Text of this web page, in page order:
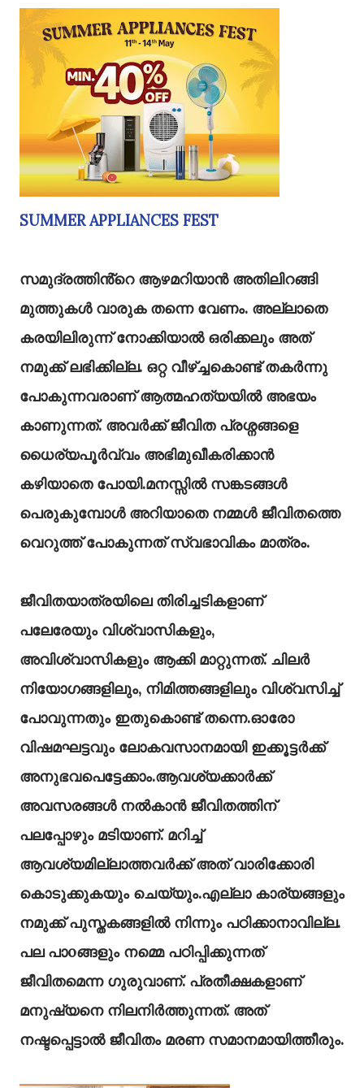
SUMMER APPLIANCES FEST
സമുദ്രത്തിൻ്റെ ആഴമറിയാൻ അതിലിറങ്ങി
മുത്തുകൾ വാരുക തന്നെ വേണം. അല്ലാതെ
കരയിലിരുന്ന് നോക്കിയാൽ ഒരിക്കലും അത്
നമുക്ക് ലഭിക്കില്ല. ഒറ്റ വീഴ്ച്ചകൊണ്ട് തകർന്നു
പോകുന്നവരാണ് ആത്മഹത്യയിൽ അഭയം
കാണുന്നത്. അവർക്ക് ജീവിത പ്രശ്നങ്ങളെ
ധൈര്യപൂർവ്വം അഭിമുഖീകരിക്കാൻ
കഴിയാതെ പോയി.മനസ്സിൽ സങ്കടങ്ങൾ
പെരുകുമ്പോൾ അറിയാതെ നമ്മൾ ജീവിതത്തെ
വെറുത്ത് പോകുന്നത് സ്വഭാവികം മാത്രം.
ജീവിതയാത്രയിലെ തിരിച്ചടികളാണ്
പലേരേയും വിശ്വാസികളും,
അവിശ്വാസികളും ആക്കി മാറ്റുന്നത്. ചിലർ
നിയോഗങ്ങളിലും, നിമിത്തങ്ങളിലും വിശ്വസിച്ച്
പോവുന്നതും ഇതുകൊണ്ട് തന്നെ.ഓരോ
വിഷമഘട്ടവും ലോകവസാനമായി ഇക്കൂട്ടർക്ക്
അനുഭവപെട്ടേക്കാം.ആവശ്യക്കാർക്ക്
അവസരങ്ങൾ നൽകാൻ ജീവിതത്തിന്
പലപ്പോഴും മടിയാണ്. മറിച്ച്
ആവശ്യമില്ലാത്തവർക്ക് അത് വാരിക്കോരി
കൊടുക്കുകയും ചെയ്യും.എല്ലാ കാര്യങ്ങളും
നമുക്ക് പുസ്തകങ്ങളിൽ നിന്നും പഠിക്കാനാവില്ല.
പല പാoങ്ങളും നമ്മെ പഠിപ്പിക്കുന്നത്
ജീവിതമെന്ന ഗുരുവാണ്. പ്രതീക്ഷകളാണ്
മനുഷ്യനെ നിലനിർത്തുന്നത്. അത്
നഷ്ടപ്പെട്ടാൽ ജീവിതം മരണ സമാനമായിത്തീരും.